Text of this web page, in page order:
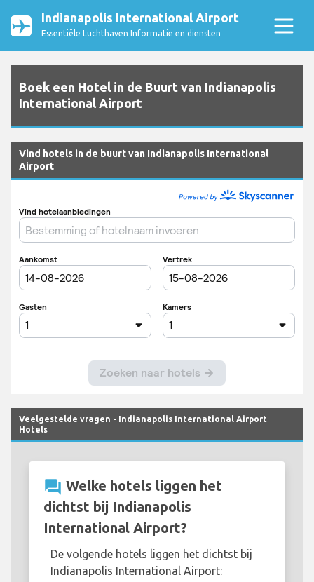
Indianapolis International Airport
Essentiële Luchthaven Informatie en diensten
Boek een Hotel in de Buurt van Indianapolis
International Airport
Vind hotels in de buurt van Indianapolis International
Airport
Veelgestelde vragen - Indianapolis International Airport
Hotels
question_answer Welke hotels liggen het
dichtst bij Indianapolis
International Airport?
De volgende hotels liggen het dichtst bij
Indianapolis International Airport: